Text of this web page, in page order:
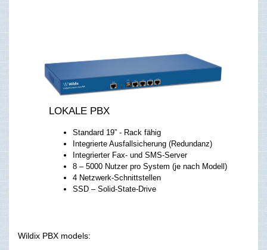
LOKALE PBX
Standard 19” - Rack fähig
Integrierte Ausfallsicherung (Redundanz)
Integrierter Fax- und SMS-Server
8 – 5000 Nutzer pro System (je nach Modell)
4 Netzwerk-Schnittstellen
SSD – Solid-State-Drive
Wildix PBX models: